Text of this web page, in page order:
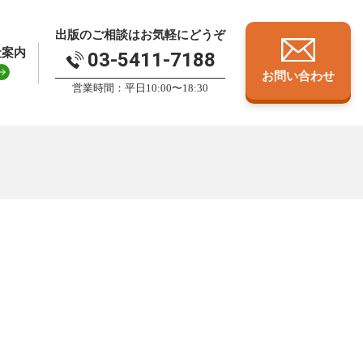
内
出版のご相談はお気軽にどうぞ
03-5411-7188
営業時間：平日10:00〜18:30
お問い合わせ